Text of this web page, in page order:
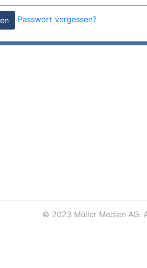
Passwort vergessen?
© 2023 Müller Medien AG.